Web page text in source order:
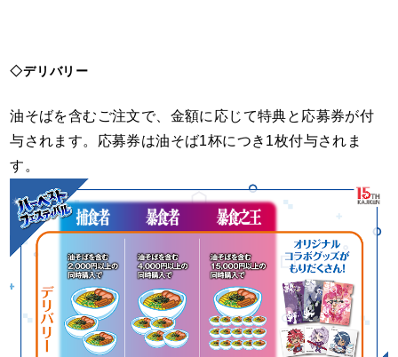
◇デリバリー
油そばを含むご注文で、金額に応じて特典と応募券が付
与されます。応募券は油そば1杯につき1枚付与されま
す。